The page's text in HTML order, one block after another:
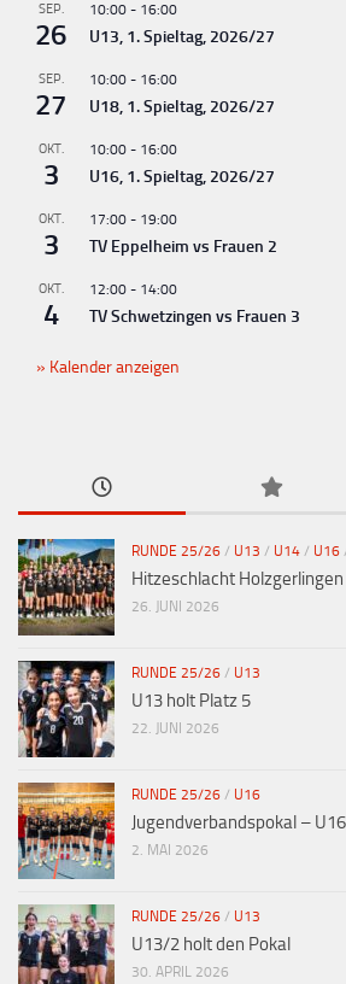
SEP.
26
10:00 - 16:00
U13, 1. Spieltag, 2026/27
SEP.
27
10:00 - 16:00
U18, 1. Spieltag, 2026/27
OKT.
3
10:00 - 16:00
U16, 1. Spieltag, 2026/27
OKT.
3
17:00 - 19:00
TV Eppelheim vs Frauen 2
OKT.
4
12:00 - 14:00
TV Schwetzingen vs Frauen 3
Kalender anzeigen
RUNDE 25/26 / U13 / U14 / U16
Hitzeschlacht
26. JUNI 2026
RUNDE 25/26 / U13
U13 holt Platz 5
22. JUNI 2026
RUNDE 25/26 / U16
Jugendverbandspokal –
2. MAI 2026
RUNDE 25/26 / U13
U13/2 holt den Pokal
30. APRIL 2026